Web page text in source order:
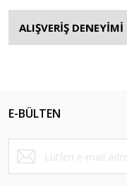
ALIŞVERİŞ DENEYİMİ
E-BÜLTEN